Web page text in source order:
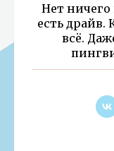
Нет ничего
есть драйв.
всё.